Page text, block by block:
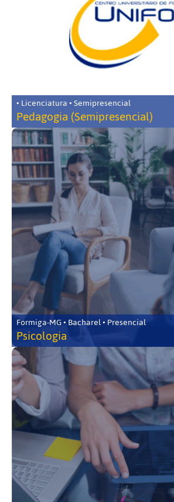
• Licenciatura • Semipresencial
Pedagogia (Semipresencial)
Formiga-MG • Bacharel • Presencial
Psicologia